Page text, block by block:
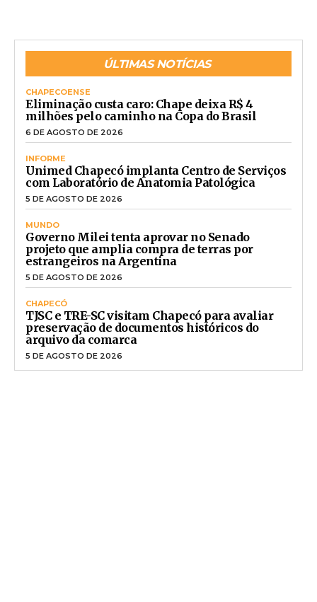
ÚLTIMAS NOTÍCIAS
CHAPECOENSE
Eliminação custa caro: Chape deixa R$ 4
milhões pelo caminho na Copa do Brasil
6 DE AGOSTO DE 2026
INFORME
Unimed Chapecó implanta Centro de Serviços
com Laboratório de Anatomia Patológica
5 DE AGOSTO DE 2026
MUNDO
Governo Milei tenta aprovar no Senado
projeto que amplia compra de terras por
estrangeiros na Argentina
5 DE AGOSTO DE 2026
CHAPECÓ
TJSC e TRE-SC visitam Chapecó para avaliar
preservação de documentos históricos do
arquivo da comarca
5 DE AGOSTO DE 2026